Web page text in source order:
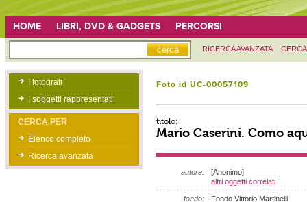
HOME LIBRI, DVD & GADGETS PERCORSI
RICERCA AVANZATA
I fotografi
I soggetti rappresentati
CERCA PER
Elenco completo
Ricerca avanzata
Foto id UC-00057109
titolo:
Mario Caserini. Como
autore:
[Anonimo]
altri oggetti correlati
fondo: Fondo Vittorio Martinelli